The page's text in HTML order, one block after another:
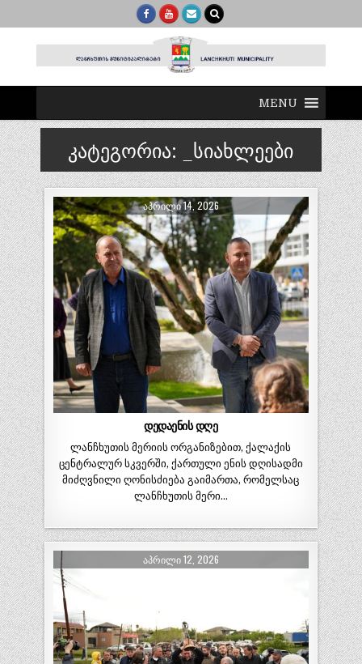
MENU
კატეგორია: _სიახლეები
ᲐᲞᲠᲘᲚᲘ 14, 2026
დედაენის დღე
ლანჩხუთის მერიის ორგანიზებით, ქალაქის
ცენტრალურ სკვერში, ქართული ენის დღისადმი
მიძღვნილი ღონისძიება გაიმართა, რომელსაც
ლანჩხუთის მერი…
ᲐᲞᲠᲘᲚᲘ 12, 2026